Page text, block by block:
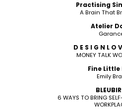
Practising
A Brain That
Atelier
D E S I G N L O
MONEY TALK
Fine Little
Emily
6 WAYS TO BRING